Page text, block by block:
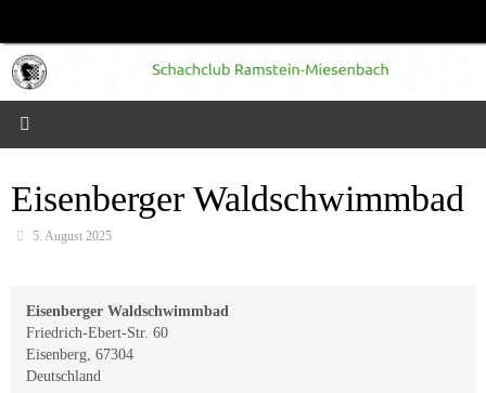
springen
Eisenberger Waldschwimmbad
5. August 2025
Eisenberger Waldschwimmbad
Friedrich-Ebert-Str. 60
Eisenberg, 67304
Deutschland